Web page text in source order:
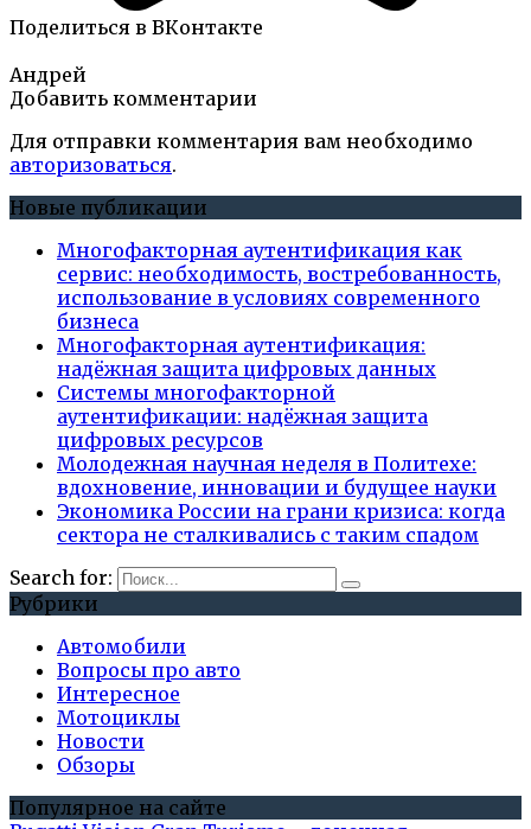
Поделиться в ВКонтакте
Андрей
Добавить комментарии
Для отправки комментария вам необходимо
авторизоваться.
Новые публикации
Многофакторная аутентификация как
сервис: необходимость, востребованность,
использование в условиях современного
бизнеса
Многофакторная аутентификация:
надёжная защита цифровых данных
Системы многофакторной
аутентификации: надёжная защита
цифровых ресурсов
Молодежная научная неделя в Политехе:
вдохновение, инновации и будущее науки
Экономика России на грани кризиса: когда
сектора не сталкивались с таким спадом
Search for:
Рубрики
Автомобили
Вопросы про авто
Интересное
Мотоциклы
Новости
Обзоры
Популярное на сайте